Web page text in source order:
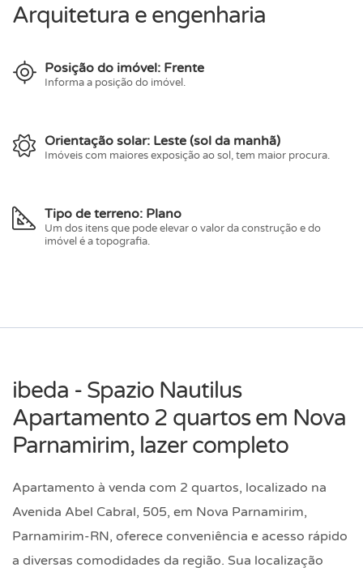
Arquitetura e engenharia
Posição do imóvel: Frente
Informa a posição do imóvel.
Orientação solar: Leste (sol da manhã)
Imóveis com maiores exposição ao sol, tem maior procura.
Tipo de terreno: Plano
Um dos itens que pode elevar o valor da construção e do
imóvel é a topografia.
ibeda - Spazio Nautilus
Apartamento 2 quartos em Nova
Parnamirim, lazer completo
Apartamento à venda com 2 quartos, localizado na
Avenida Abel Cabral, 505, em Nova Parnamirim,
Parnamirim-RN, oferece conveniência e acesso rápido
a diversas comodidades da região. Sua localização